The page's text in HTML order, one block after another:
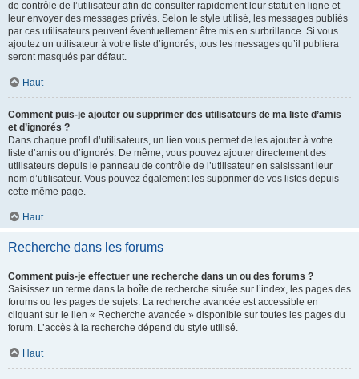
de contrôle de l’utilisateur afin de consulter rapidement leur statut en ligne et
leur envoyer des messages privés. Selon le style utilisé, les messages publiés
par ces utilisateurs peuvent éventuellement être mis en surbrillance. Si vous
ajoutez un utilisateur à votre liste d’ignorés, tous les messages qu’il publiera
seront masqués par défaut.
Haut
Comment puis-je ajouter ou supprimer des utilisateurs de ma liste d’amis
et d’ignorés ?
Dans chaque profil d’utilisateurs, un lien vous permet de les ajouter à votre
liste d’amis ou d’ignorés. De même, vous pouvez ajouter directement des
utilisateurs depuis le panneau de contrôle de l’utilisateur en saisissant leur
nom d’utilisateur. Vous pouvez également les supprimer de vos listes depuis
cette même page.
Haut
Recherche dans les forums
Comment puis-je effectuer une recherche dans un ou des forums ?
Saisissez un terme dans la boîte de recherche située sur l’index, les pages des
forums ou les pages de sujets. La recherche avancée est accessible en
cliquant sur le lien « Recherche avancée » disponible sur toutes les pages du
forum. L’accès à la recherche dépend du style utilisé.
Haut